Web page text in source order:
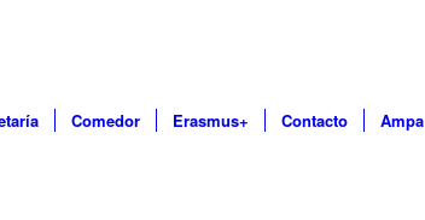
Comedor Erasmus+ Contacto Ampa